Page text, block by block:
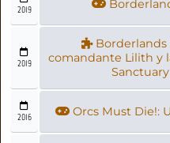
2019
2019
Borderlands
comandante Lilith y
Sanctuary
2016 Orcs Must Die!: